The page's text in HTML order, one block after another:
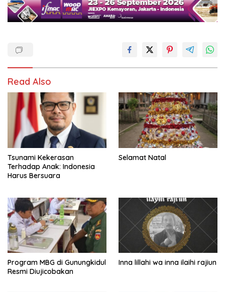
Read Also
Tsunami Kekerasan
Terhadap Anak: Indonesia
Harus Bersuara
Selamat Natal
Program MBG di Gunungkidul
Resmi Diujicobakan
Inna lillahi wa inna ilaihi rajiun